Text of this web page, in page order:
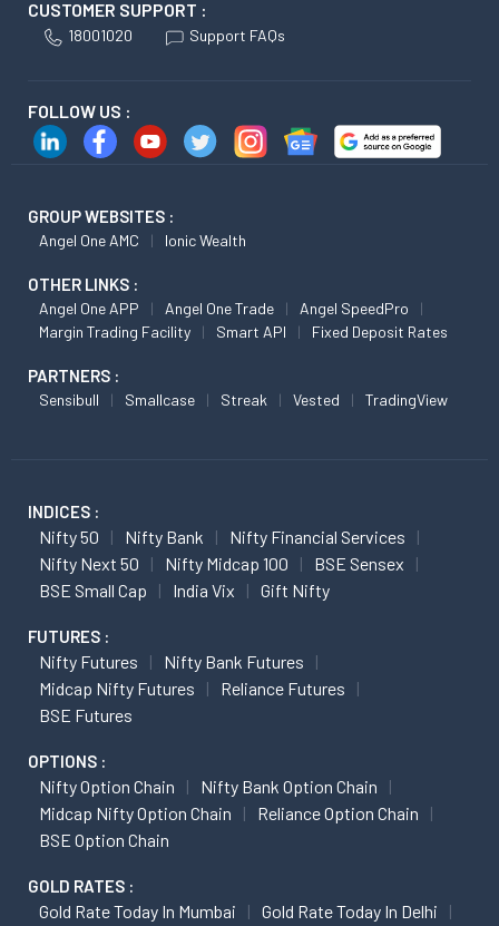
CUSTOMER SUPPORT :
18001020 Support FAQs
FOLLOW US :
GROUP WEBSITES :
Angel One AMC Ionic Wealth
OTHER LINKS :
Angel One APP Angel One Trade
Angel SpeedPro
Margin Trading Facility
Smart API Fixed Deposit Rates
PARTNERS :
Sensibull Smallcase Streak Vested TradingView
INDICES :
Nifty 50 Nifty Bank
Nifty Financial Services
Nifty Next 50
Nifty Midcap 100
BSE Sensex
BSE Small Cap
India Vix Gift Nifty
FUTURES :
Nifty Futures
Nifty Bank Futures
Midcap Nifty Futures
Reliance Futures
BSE Futures
OPTIONS :
Nifty Option Chain
Nifty Bank Option Chain
Midcap Nifty Option Chain
Reliance Option Chain
BSE Option Chain
GOLD RATES :
Gold Rate Today In Mumbai
Gold Rate Today In Delhi